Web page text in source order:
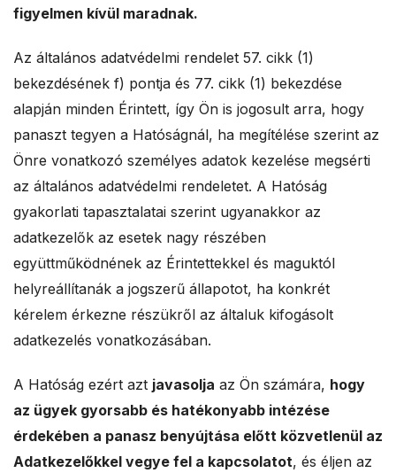
figyelmen kívül maradnak.
Az általános adatvédelmi rendelet 57. cikk (1)
bekezdésének f) pontja és 77. cikk (1) bekezdése
alapján minden Érintett, így Ön is jogosult arra, hogy
panaszt tegyen a Hatóságnál, ha megítélése szerint az
Önre vonatkozó személyes adatok kezelése megsérti
az általános adatvédelmi rendeletet. A Hatóság
gyakorlati tapasztalatai szerint ugyanakkor az
adatkezelők az esetek nagy részében
együttműködnének az Érintettekkel és maguktól
helyreállítanák a jogszerű állapotot, ha konkrét
kérelem érkezne részükről az általuk kifogásolt
adatkezelés vonatkozásában.
A Hatóság ezért azt javasolja az Ön számára, hogy
az ügyek gyorsabb és hatékonyabb intézése
érdekében a panasz benyújtása előtt közvetlenül az
Adatkezelőkkel vegye fel a kapcsolatot, és éljen az